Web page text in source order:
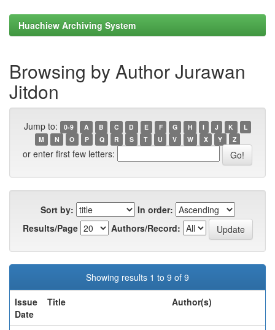
Huachiew Archiving System
Browsing by Author Jurawan
Jitdon
Jump to: 0-9 A B C D E F G H I J K
L
M
N O P Q R S T U V W X Y Z
or enter first few letters:
Sort by:
In order:
Results/Page
Authors/Record:
Showing results 1 to 9 of 9
Issue
Date
Title Author(s)